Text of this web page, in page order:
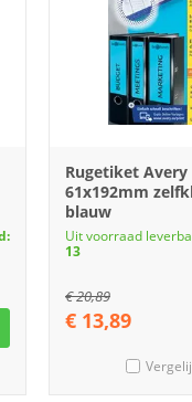
Rugetiket Avery
61x192mm
blauw
Uit voorraad
13
€20,89
€ 13,89